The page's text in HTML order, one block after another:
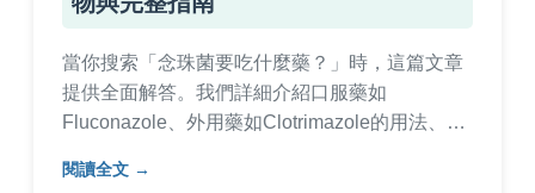
當你搜索「念珠菌要吃什麼藥？」時，這篇文章
提供全面解答。我們詳細介紹口服藥如
Fluconazole、外用藥如Clotrimazole的用法、副
享，幫助你安全用藥，避免復發。適用於陰道念
閱讀全文